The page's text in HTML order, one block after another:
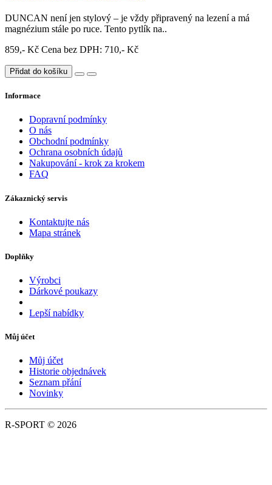
DUNCAN není jen stylový – je vždy připravený na lezení a má
magnézium stále po ruce. Tento pytlík na..
859,- Kč Cena bez DPH: 710,- Kč
Přidat do košíku
Informace
Dopravní podmínky
O nás
Obchodní podmínky
Ochrana osobních údajů
Nakupování - krok za krokem
FAQ
Zákaznický servis
Kontaktujte nás
Mapa stránek
Doplňky
Výrobci
Dárkové poukazy
Lepší nabídky
Můj účet
Můj účet
Historie objednávek
Seznam přání
Novinky
R-SPORT © 2026